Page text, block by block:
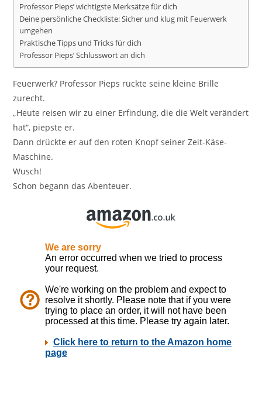
Professor Pieps’ wichtigste Merksätze für dich
Deine persönliche Checkliste: Sicher und klug mit Feuerwerk
umgehen
Praktische Tipps und Tricks für dich
Professor Pieps’ Schlusswort an dich
Feuerwerk? Professor Pieps rückte seine kleine Brille
zurecht.
„Heute reisen wir zu einer Erfindung, die die Welt verändert
hat“, piepste er.
Dann drückte er auf den roten Knopf seiner Zeit-Käse-
Maschine.
Wusch!
Schon begann das Abenteuer.